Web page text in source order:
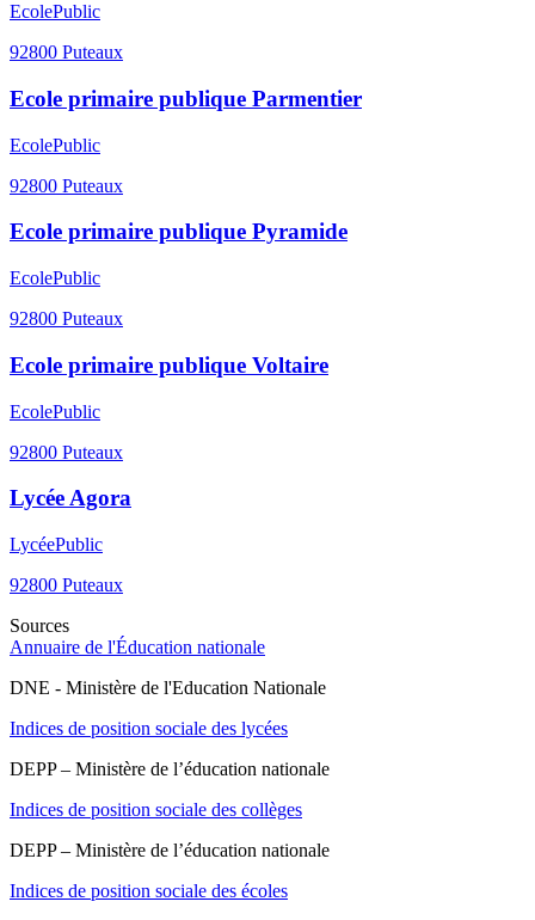
EcolePublic
92800 Puteaux
Ecole primaire publique Parmentier
EcolePublic
92800 Puteaux
Ecole primaire publique Pyramide
EcolePublic
92800 Puteaux
Ecole primaire publique Voltaire
EcolePublic
92800 Puteaux
Lycée Agora
LycéePublic
92800 Puteaux
Sources
Annuaire de l'Éducation nationale
DNE - Ministère de l'Education Nationale
Indices de position sociale des lycées
DEPP – Ministère de l’éducation nationale
Indices de position sociale des collèges
DEPP – Ministère de l’éducation nationale
Indices de position sociale des écoles